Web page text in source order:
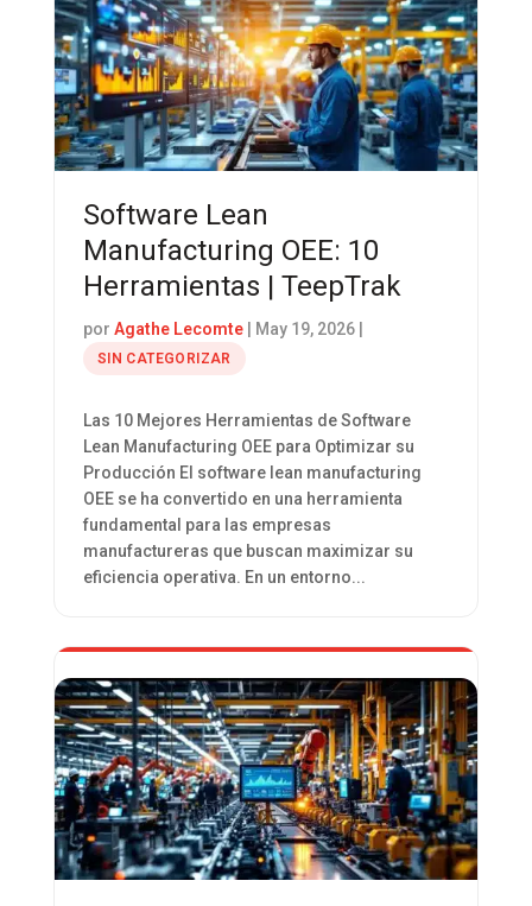
Software Lean
Manufacturing OEE: 10
Herramientas | TeepTrak
por Agathe Lecomte| May 19, 2026|
SIN CATEGORIZAR
Las 10 Mejores Herramientas de Software
Lean Manufacturing OEE para Optimizar su
Producción El software lean manufacturing
OEE se ha convertido en una herramienta
fundamental para las empresas
manufactureras que buscan maximizar su
eficiencia operativa. En un entorno...